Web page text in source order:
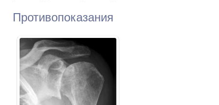
Противопоказания